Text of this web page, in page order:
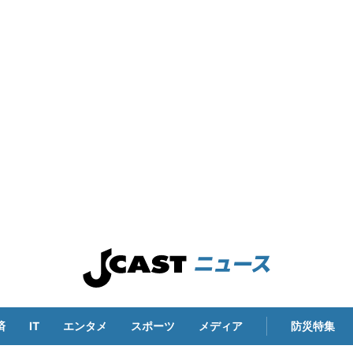
IT エンタメ スポーツ メディア 防災特集